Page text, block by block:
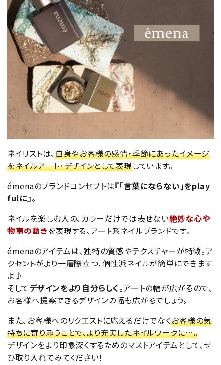
ネイリストは、自身やお客様の感情・季節にあったイメージ
をネイルアート・デザインとして表現しています。
émenaのブランドコンセプトは『「言葉にならない」をplay
fulに』。
ネイルを楽しむ人の、カラーだけでは表せない絶妙な心や
物事の動きを表現する、アート系ネイルブランドです。
émenaのアイテムは、独特の質感やテクスチャーが特徴。ア
クセントがより一層際立つ、個性派ネイルが簡単にできます
よ♪
そしてデザインをより自分らしく。アートの幅が広がるので、
お客様へ提案できるデザインの幅も広がるでしょう。
また、お客様へのリクエストに応えるだけでなくお客様の気
持ちに寄り添うことで、より充実したネイルワークに…。
デザインをより印象深くするためのマストアイテムとして、ぜ
ひ取り入れてみてください！